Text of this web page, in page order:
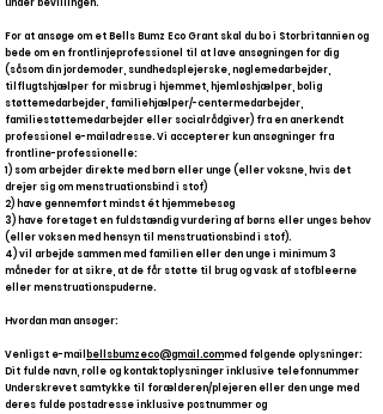
under bevillingen.
For at ansøge om et Bells Bumz Eco Grant skal du bo i Storbritannien og
bede om en frontlinjeprofessionel til at lave ansøgningen for dig
(såsom din jordemoder, sundhedsplejerske, nøglemedarbejder,
tilflugtshjælper for misbrug i hjemmet, hjemløshjælper, bolig
støttemedarbejder, familiehjælper/-centermedarbejder,
familiestøttemedarbejder eller socialrådgiver) fra en anerkendt
professionel e-mailadresse. Vi accepterer kun ansøgninger fra
frontline-professionelle:
1) som arbejder direkte med børn eller unge (eller voksne, hvis det
drejer sig om menstruationsbind i stof)
2) have gennemført mindst ét hjemmebesøg
3) have foretaget en fuldstændig vurdering af børns eller unges behov
(eller voksen med hensyn til menstruationsbind i stof).
4) vil arbejde sammen med familien eller den unge i minimum 3
måneder for at sikre, at de får støtte til brug og vask af stofbleerne
eller menstruationspuderne.
Hvordan man ansøger:
Venligst e-mail bellsbumzeco@gmail.commed følgende oplysninger:
Dit fulde navn, rolle og kontaktoplysninger inklusive telefonnummer
Underskrevet samtykke til forælderen/plejeren eller den unge med
deres fulde postadresse inklusive postnummer og